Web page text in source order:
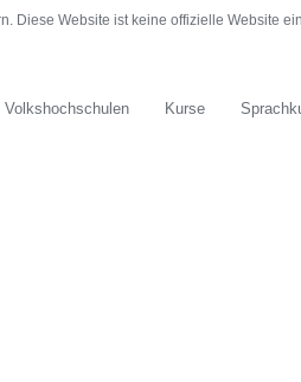
Diese Website ist keine offizielle Website
Volkshochschulen Kurse